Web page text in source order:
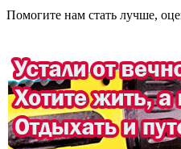
Помогите нам стать лучше,